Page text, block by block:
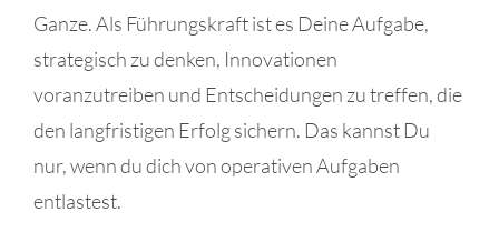
Ganze. Als Führungskraft ist es Deine Aufgabe,
strategisch zu denken, Innovationen
voranzutreiben und Entscheidungen zu treffen, die
den langfristigen Erfolg sichern. Das kannst Du
nur, wenn du dich von operativen Aufgaben
entlastest.